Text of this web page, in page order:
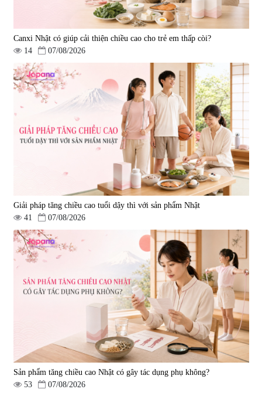
Viên uống bổ gan Ribeto Shoji
Hepaclean 60 viên
543.205
690.000 đ
Viên uống hỗ trợ cải thiện thoát
vị đĩa đệm Kyoto Has 30 viên
14.560
1.600.000 đ
Viên uống hỗ trợ giấc ngủ Fujina
Sleepy Nhật Bản 80 viên
|13.760
580.000 đ
điều trị đột quỵ Biken Kinase
Gold 60 viên
|0
1.570.000 đ
Canxi Nhật có giúp cải thiện chiều cao cho trẻ em thấp còi?
14
07/08/2026
Giải pháp tăng chiều cao tuổi dậy thì với sản phẩm Nhật
41
07/08/2026
Sản phẩm tăng chiều cao Nhật có gây tác dụng phụ không?
53
07/08/2026